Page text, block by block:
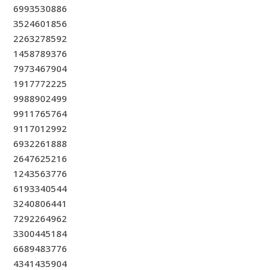
6993530886
3524601856
2263278592
1458789376
7973467904
1917772225
9988902499
9911765764
9117012992
6932261888
2647625216
1243563776
6193340544
3240806441
7292264962
3300445184
6689483776
4341435904